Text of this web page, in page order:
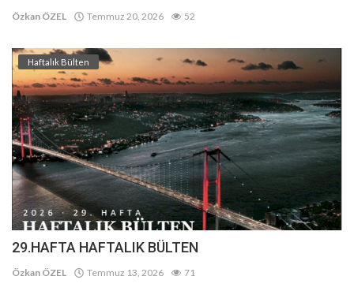
Özkan ÖZEL Temmuz 20, 2026 52
Haftalık Bülten
29.HAFTA HAFTALIK BÜLTEN
Özkan ÖZEL Temmuz 13, 2026 71